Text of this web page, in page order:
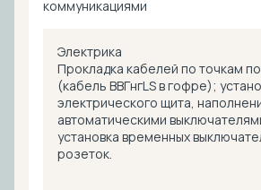
коммуникациями
Электрика
Прокладка кабелей по точкам
(кабель ВВГнгLS в гофре);
электрического щита,
автоматическими
установка временных
розеток.